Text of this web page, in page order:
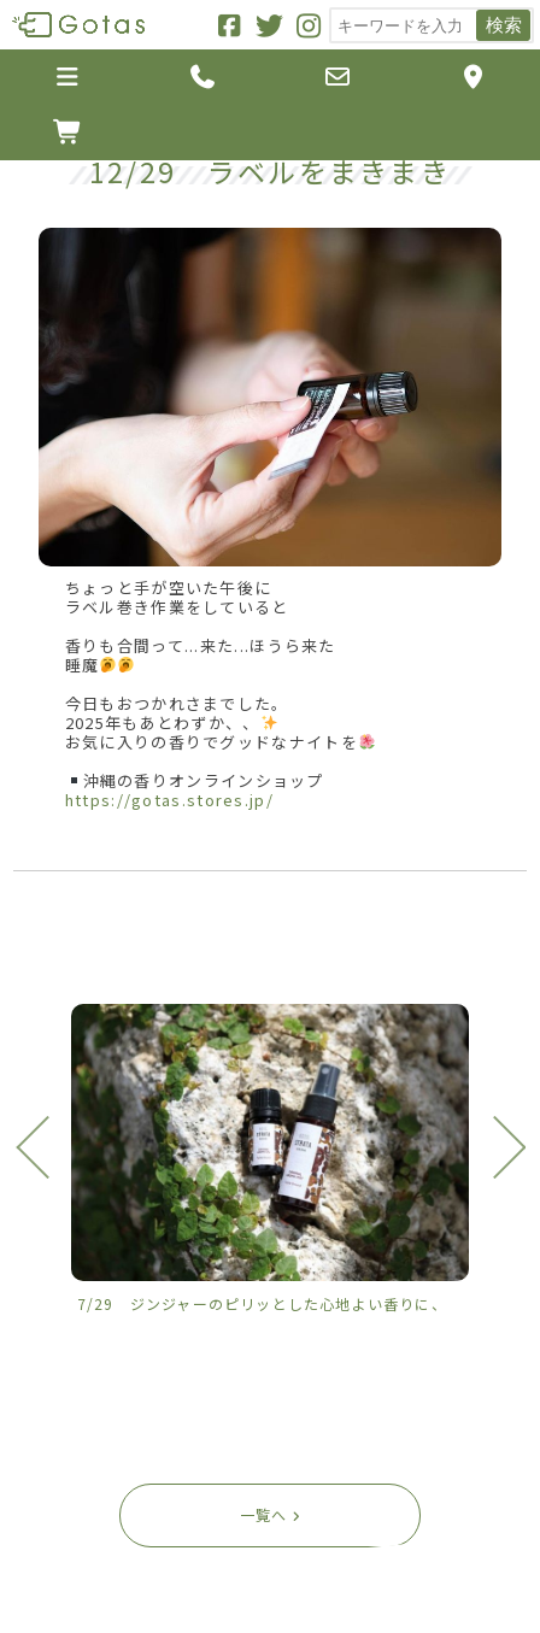
検索
   

12/29 ラベルをまきまき
ちょっと手が空いた午後に
ラベル巻き作業をしていると
香りも合間って...来た...ほうら来た
睡魔
今日もおつかれさまでした。
2025年もあとわずか、、
お気に入りの香りでグッドなナイトを
沖縄の香りオンラインショップ
https://gotas.stores.jp/
7/29 ジンジャーのピリッとした心地よい香りに、
一覧へ